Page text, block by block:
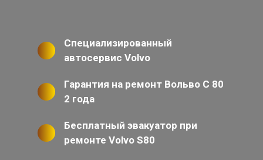
Специализированный
автосервис Volvo
Гарантия на ремонт Вольво С 80
2 года
Бесплатный эвакуатор при
ремонте Volvo S80